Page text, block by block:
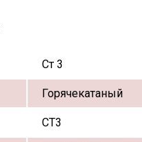
Ст 3
Горячекатаный
СТ3